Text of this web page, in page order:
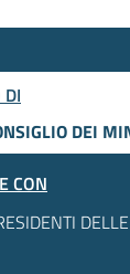
DEI
CON